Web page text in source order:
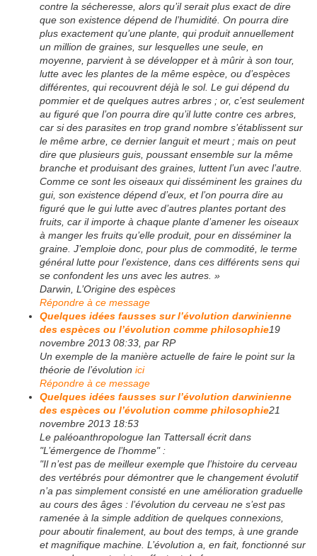
contre la sécheresse, alors qu’il serait plus exact de dire
que son existence dépend de l’humidité. On pourra dire
plus exactement qu’une plante, qui produit annuellement
un million de graines, sur lesquelles une seule, en
moyenne, parvient à se développer et à mûrir à son tour,
lutte avec les plantes de la même espèce, ou d’espèces
différentes, qui recouvrent déjà le sol. Le gui dépend du
pommier et de quelques autres arbres ; or, c’est seulement
au figuré que l’on pourra dire qu’il lutte contre ces arbres,
car si des parasites en trop grand nombre s’établissent sur
le même arbre, ce dernier languit et meurt ; mais on peut
dire que plusieurs guis, poussant ensemble sur la même
branche et produisant des graines, luttent l’un avec l’autre.
Comme ce sont les oiseaux qui disséminent les graines du
gui, son existence dépend d’eux, et l’on pourra dire au
figuré que le gui lutte avec d’autres plantes portant des
fruits, car il importe à chaque plante d’amener les oiseaux
à manger les fruits qu’elle produit, pour en disséminer la
graine. J’emploie donc, pour plus de commodité, le terme
général lutte pour l’existence, dans ces différents sens qui
se confondent les uns avec les autres. »
Darwin, L’Origine des espèces
Répondre à ce message
Quelques idées fausses sur l’évolution darwinienne
des espèces ou l’évolution comme philosophie19
novembre 2013 08:33, par RP
Un exemple de la manière actuelle de faire le point sur la
théorie de l’évolution ici
Répondre à ce message
Quelques idées fausses sur l’évolution darwinienne
des espèces ou l’évolution comme philosophie21
novembre 2013 18:53
Le paléoanthropologue Ian Tattersall écrit dans
"L’émergence de l’homme" :
"Il n’est pas de meilleur exemple que l’histoire du cerveau
des vertébrés pour démontrer que le changement évolutif
n’a pas simplement consisté en une amélioration graduelle
au cours des âges : l’évolution du cerveau ne s’est pas
ramenée à la simple addition de quelques connexions,
pour aboutir finalement, au bout des temps, à une grande
et magnifique machine. L’évolution a, en fait, fonctionné sur